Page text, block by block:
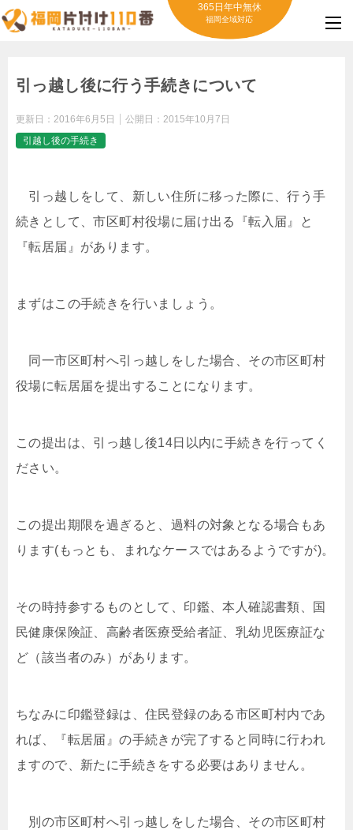
365日年中無休
福岡全域対応
引っ越し後に行う手続きについて
更新日： 2016年6月5日 公開日： 2015年10月7日
引越し後の手続き
引っ越しをして、新しい住所に移った際に、行う手
続きとして、市区町村役場に届け出る『転入届』と
『転居届』があります。
まずはこの手続きを行いましょう。
同一市区町村へ引っ越しをした場合、その市区町村
役場に転居届を提出することになります。
この提出は、引っ越し後14日以内に手続きを行ってく
ださい。
この提出期限を過ぎると、過料の対象となる場合もあ
ります(もっとも、まれなケースではあるようですが)。
その時持参するものとして、印鑑、本人確認書類、国
民健康保険証、高齢者医療受給者証、乳幼児医療証な
ど（該当者のみ）があります。
ちなみに印鑑登録は、住民登録のある市区町村内であ
れば、『転居届』の手続きが完了すると同時に行われ
ますので、新たに手続きをする必要はありません。
別の市区町村へ引っ越しをした場合、その市区町村